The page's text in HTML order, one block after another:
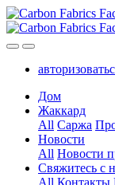
Дом
Жаккард
All Саржа
Новости
All Новости
Свяжитесь с
All Контакты